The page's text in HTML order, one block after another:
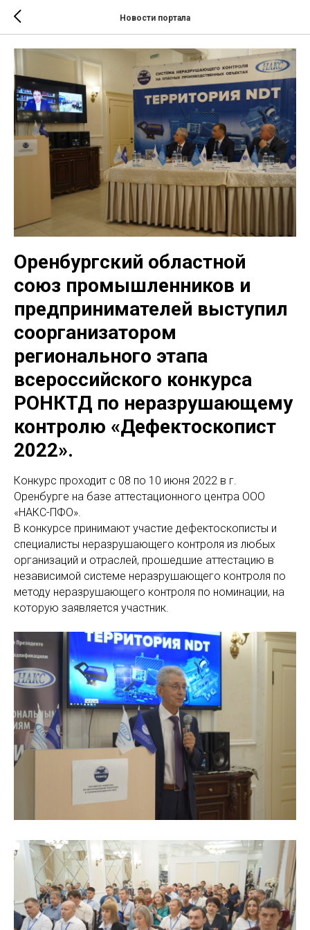
Новости портала
Оренбургский областной
союз промышленников и
предпринимателей выступил
соорганизатором
регионального этапа
всероссийского конкурса
РОНКТД по неразрушающему
контролю «Дефектоскопист
2022».
Конкурс проходит с 08 по 10 июня 2022 в г.
Оренбурге на базе аттестационного центра ООО
«НАКС-ПФО».
В конкурсе принимают участие дефектоскописты и
специалисты неразрушающего контроля из любых
организаций и отраслей, прошедшие аттестацию в
независимой системе неразрушающего контроля по
методу неразрушающего контроля по номинации, на
которую заявляется участник.